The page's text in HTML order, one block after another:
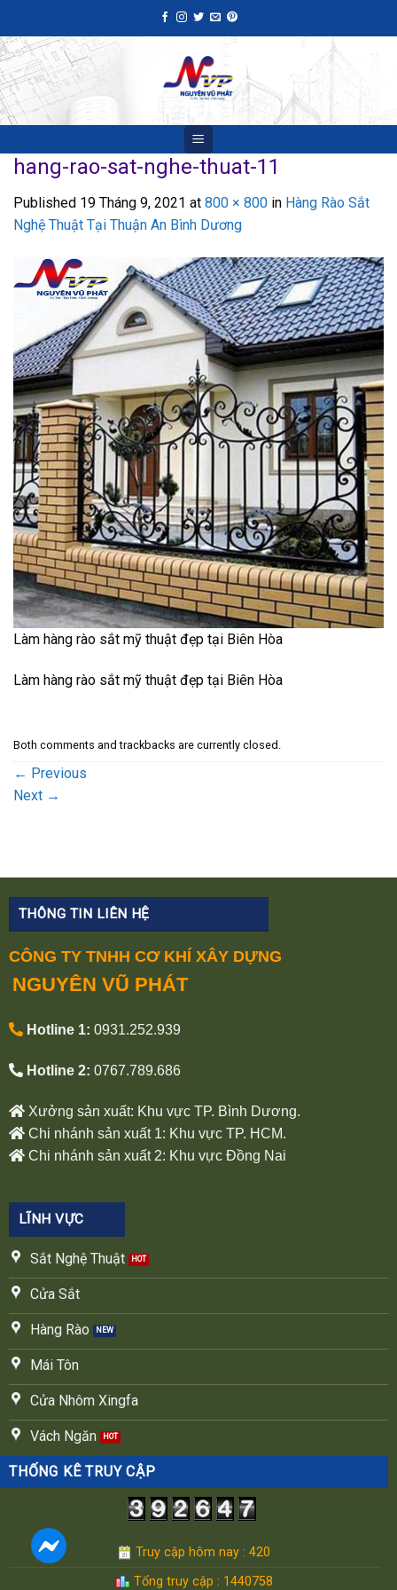
to
content
hang-rao-sat-nghe-thuat-11
Published 19 Tháng 9, 2021 at 800 × 800 in Hàng Rào Sắt
Nghệ Thuật Tại Thuận An Bình Dương
Làm hàng rào sắt mỹ thuật đẹp tại Biên Hòa
Làm hàng rào sắt mỹ thuật đẹp tại Biên Hòa
Both comments and trackbacks are currently closed.
← Previous
Next →
THÔNG TIN LIÊN HỆ
CÔNG TY TNHH CƠ KHÍ XÂY DỰNG
NGUYÊN VŨ PHÁT
Hotline 1: 0931.252.939
Hotline 2: 0767.789.686
Xưởng sản xuất: Khu vực TP. Bình Dương.
Chi nhánh sản xuất 1: Khu vực TP. HCM.
Chi nhánh sản xuất 2: Khu vực Đồng Nai
LĨNH VỰC
Sắt Nghệ Thuật
Cửa Sắt
Hàng Rào
Mái Tôn
Cửa Nhôm Xingfa
Vách Ngăn
THỐNG KÊ TRUY CẬP
Truy cập hôm nay : 420
Tổng truy cập : 1440758